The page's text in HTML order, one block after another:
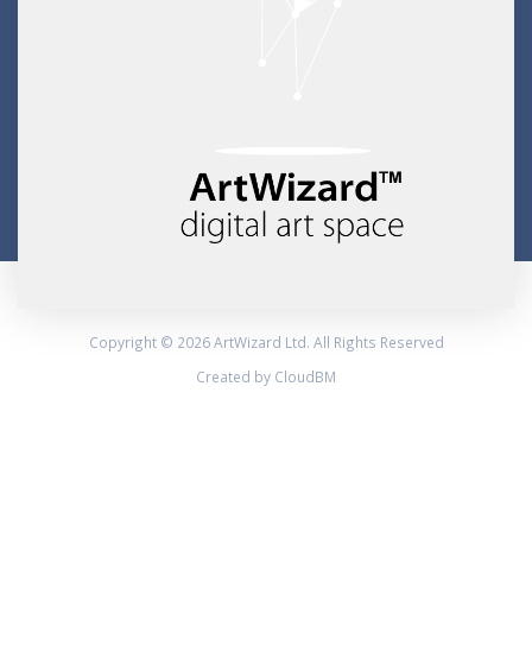
Copyright © 2026 ArtWizard Ltd. All Rights Reserved
Created by CloudBM